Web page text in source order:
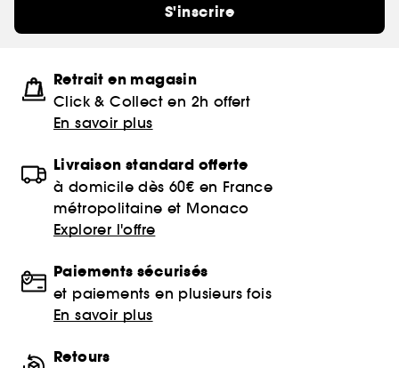
S'inscrire
Retrait en magasin
Click & Collect en 2h offert
En savoir plus
Livraison standard offerte
à domicile dès 60€ en France
métropolitaine et Monaco
Explorer l'offre
Paiements sécurisés
et paiements en plusieurs fois
En savoir plus
Retours